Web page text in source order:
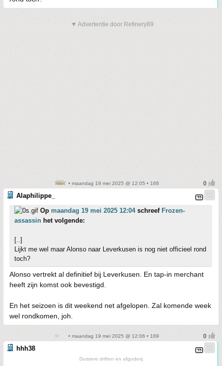
▼ Advertentie door Refinery89
• maandag 19 mei 2025 @ 12:05 • 168
Alaphilippe_
Op maandag 19 mei 2025 12:04schreef Frozen-
assassin het volgende:
[..]
Lijkt me wel maar Alonso naar Leverkusen is nog niet officieel rond
toch?
Alonso vertrekt al definitief bij Leverkusen. En tap-in merchant
heeft zijn komst ook bevestigd.
En het seizoen is dit weekend net afgelopen. Zal komende week
wel rondkomen, joh.
• maandag 19 mei 2025 @ 12:06 • 169
hhh38
Duistere driften en afgoderij